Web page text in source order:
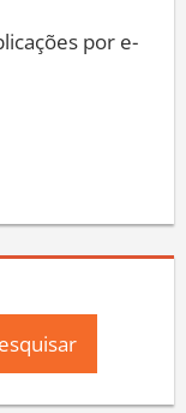
por e-